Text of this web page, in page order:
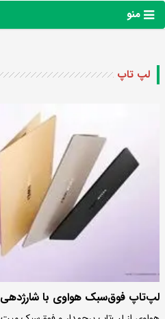
منو
لپ تاپ
لپ‌تاپ فوق‌سبک هواوی با شارژدهی ۱۸ ساعته رونمایی شد